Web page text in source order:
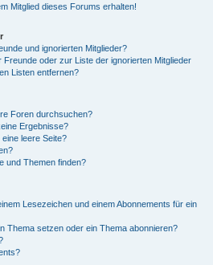
Mitglied dieses Forums erhalten!
und ignorierten Mitglieder?
oder zur Liste der ignorierten Mitglieder
Listen entfernen?
Foren durchsuchen?
Ergebnisse?
leere Seite?
und Themen finden?
Lesezeichen und einem Abonnements für ein
Thema setzen oder ein Thema abonnieren?